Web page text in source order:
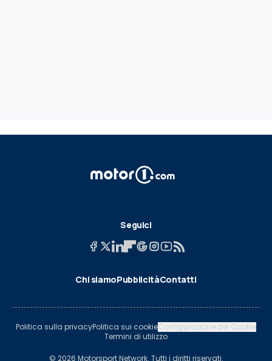
Seguici
Chi siamoPubblicitàContatti
Politica sulla privacyPolitica sui cookieConfigurazione dei Cookie
Termini di utilizzo
© 2026 Motorsport Network. Tutti i diritti riservati.